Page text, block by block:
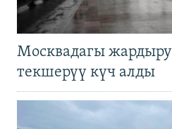
Москвадагы
текшерүү күч алды